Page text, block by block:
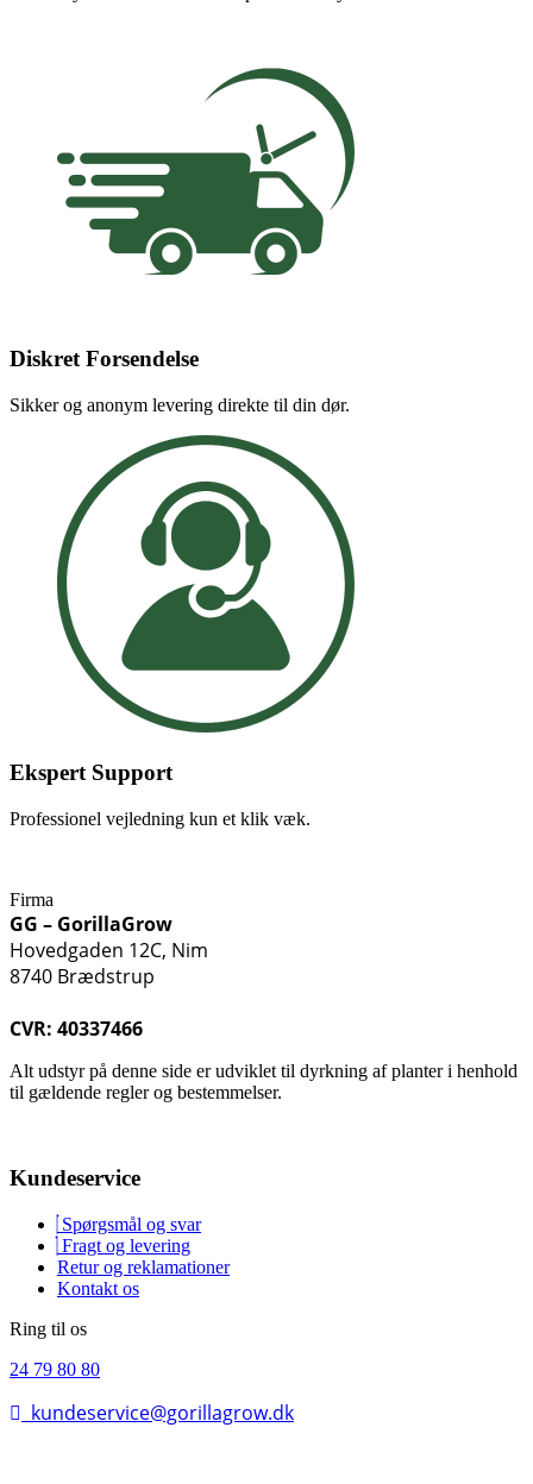
Diskret Forsendelse
Sikker og anonym levering direkte til din dør.
Ekspert Support
Professionel vejledning kun et klik væk.
Firma
GG – GorillaGrow
Hovedgaden 12C, Nim
8740 Brædstrup
CVR: 40337466
Alt udstyr på denne side er udviklet til dyrkning af planter i henhold
til gældende regler og bestemmelser.
Kundeservice
Spørgsmål og svar
Fragt og levering
Retur og reklamationer
Kontakt os
Ring til os
24 79 80 80
kundeservice@gorillagrow.dk